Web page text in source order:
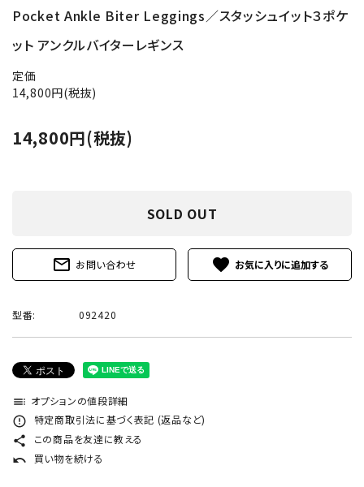
Pocket Ankle Biter Leggings／スタッシュイット３ポケ
ット アンクルバイターレギンス
定価
14,800円(税抜)
14,800円(税抜)
SOLD OUT
mail_outline お問い合わせ favorite
型番: 092420
toc オプションの値段詳細
error_outline 特定商取引法に基づく表記 (返品など)
share この商品を友達に教える
undo 買い物を続ける